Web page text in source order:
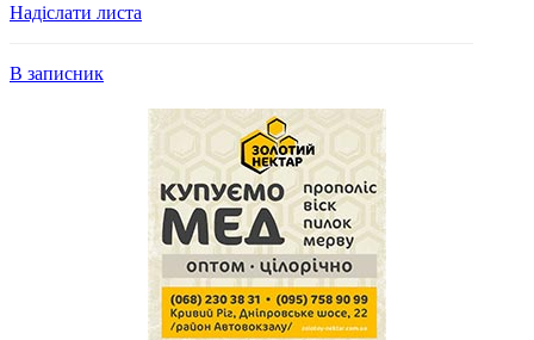
Надіслати листа
В записник